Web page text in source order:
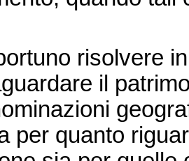
risolvere
il
per quanto